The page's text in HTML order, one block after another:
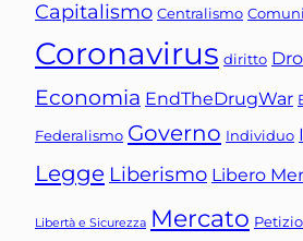
Capitalismo Centralismo Comuni
Coronavirus diritto
Economia EndTheDrugWar
Federalismo Governo Individuo
Legge Liberismo Libero
Libertà e Sicurezza Mercato